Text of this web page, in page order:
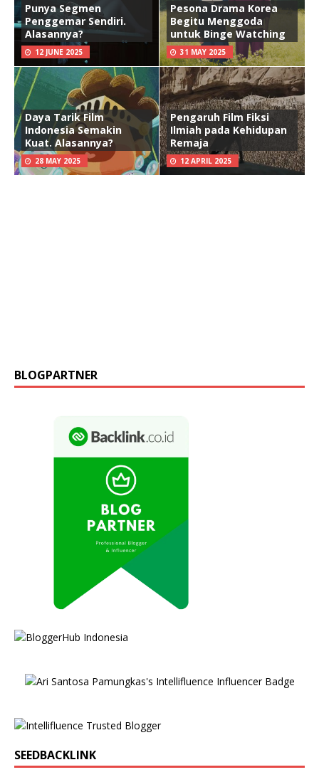
Punya Segmen
Penggemar Sendiri.
Alasannya?
12 JUNE 2025
Pesona Drama Korea
Begitu Menggoda
untuk Binge Watching
31 MAY 2025
Daya Tarik Film
Indonesia Semakin
Kuat. Alasannya?
28 MAY 2025
Pengaruh Film Fiksi
Ilmiah pada Kehidupan
Remaja
12 APRIL 2025
BLOGPARTNER
SEEDBACKLINK